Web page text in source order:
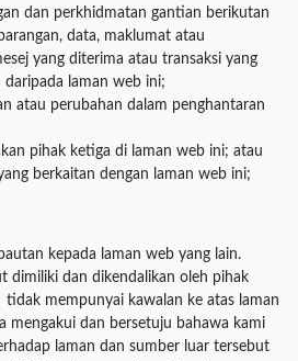
dan perkhidmatan gantian berikutan
data, maklumat atau
yang diterima atau transaksi yang
laman web ini;
atau perubahan dalam penghantaran
pihak ketiga di laman web ini; atau
berkaitan dengan laman web ini;
kepada laman web yang lain.
dimiliki dan dikendalikan oleh pihak
mempunyai kawalan ke atas laman
mengakui dan bersetuju bahawa kami
laman dan sumber luar tersebut